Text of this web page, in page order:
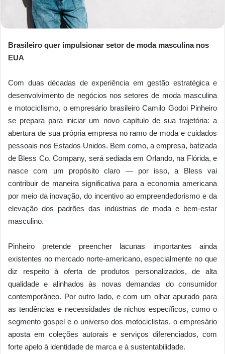
Brasileiro quer impulsionar setor de moda masculina nos
EUA
Com duas décadas de experiência em gestão estratégica e
desenvolvimento de negócios nos setores de moda masculina
e motociclismo, o empresário brasileiro Camilo Godoi Pinheiro
se prepara para iniciar um novo capítulo de sua trajetória: a
abertura de sua própria empresa no ramo de moda e cuidados
pessoais nos Estados Unidos. Bem como, a empresa, batizada
de Bless Co. Company, será sediada em Orlando, na Flórida, e
nasce com um propósito claro — por isso, a Bless vai
contribuir de maneira significativa para a economia americana
por meio da inovação, do incentivo ao empreendedorismo e da
elevação dos padrões das indústrias de moda e bem-estar
masculino.
Pinheiro pretende preencher lacunas importantes ainda
existentes no mercado norte-americano, especialmente no que
diz respeito à oferta de produtos personalizados, de alta
qualidade e alinhados às novas demandas do consumidor
contemporâneo. Por outro lado, e com um olhar apurado para
as tendências e necessidades de nichos específicos, como o
segmento gospel e o universo dos motociclistas, o empresário
aposta em coleções autorais e serviços diferenciados, com
forte apelo à identidade de marca e à sustentabilidade.